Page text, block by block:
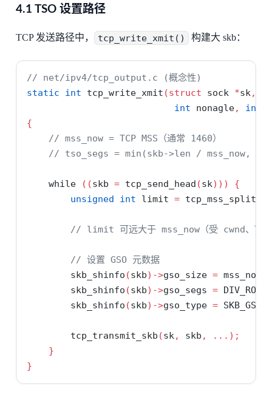
4.1 TSO 设置路径
TCP 发送路径中， tcp_write_xmit() 构建大 skb：
// net/ipv4/tcp_output.c (概念性)
static
int tcp_write_xmit (struct sock *sk,
int nonagle, int
{
// mss_now = TCP MSS（通常 1460）
// tso_segs = min(skb->len / mss_now,
while ((skb = tcp_send_head (sk)))
{
unsigned
int limit =
// limit 可远大于 mss_now（受 cwnd、TSQ
// 设置 GSO 元数据
        skb_shinfo
(skb)->gso_size = mss_now
        skb_shinfo
(skb)->gso_segs =
        skb_shinfo
(skb)->gso_type =
        tcp_transmit_skb
(sk, skb ,
...);
}
}